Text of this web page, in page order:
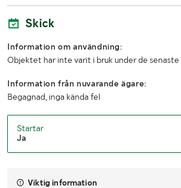
Skick
Information om användning:
Objektet har inte varit i bruk under de senaste
Information från nuvarande ägare:
Begagnad, inga kända fel
Startar
Ja
Viktig information